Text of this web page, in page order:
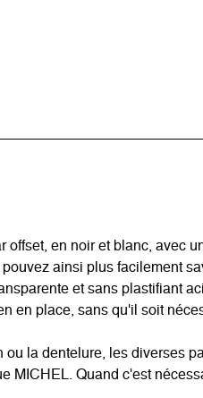
en noir et blanc, avec
ainsi plus facilement
et sans plastifiant
en place, sans qu'il soit
la dentelure, les diverses
MICHEL. Quand c'est